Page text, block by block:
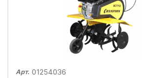
Арт. 01254036